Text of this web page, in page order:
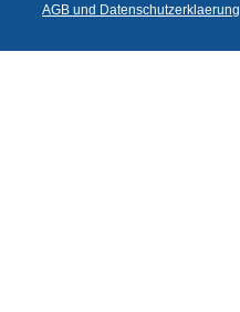
AGB und Datenschutzerklaerung